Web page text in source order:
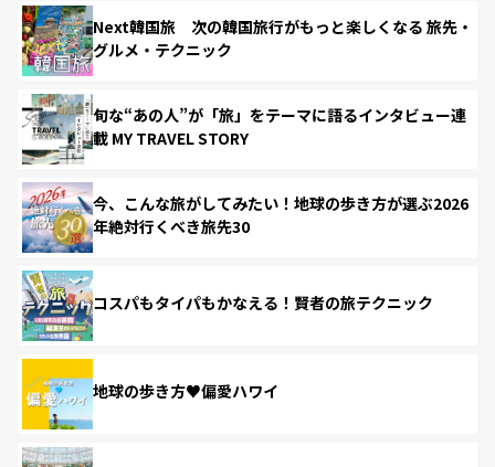
Next韓国旅 次の韓国旅行がもっと楽しくなる 旅先・
グルメ・テクニック
旬な“あの人”が「旅」をテーマに語るインタビュー連
載 MY TRAVEL STORY
今、こんな旅がしてみたい！地球の歩き方が選ぶ2026
年絶対行くべき旅先30
コスパもタイパもかなえる！賢者の旅テクニック
地球の歩き方♥偏愛ハワイ